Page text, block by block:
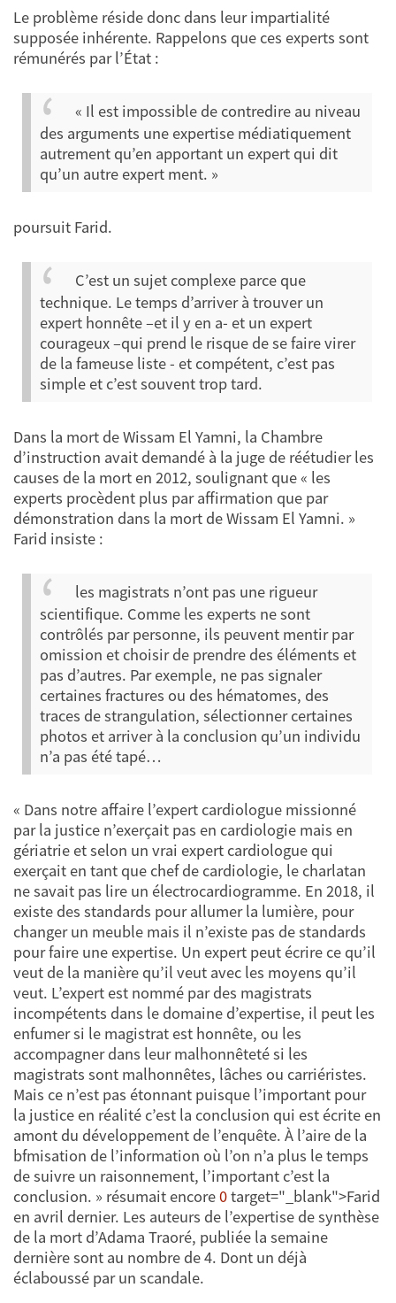
Le problème réside donc dans leur impartialité
supposée inhérente. Rappelons que ces experts sont
rémunérés par l’État :
« Il est impossible de contredire au niveau
des arguments une expertise médiatiquement
autrement qu’en apportant un expert qui dit
qu’un autre expert ment. »
poursuit Farid.
C’est un sujet complexe parce que
technique. Le temps d’arriver à trouver un
expert honnête –et il y en a- et un expert
courageux –qui prend le risque de se faire virer
de la fameuse liste - et compétent, c’est pas
simple et c’est souvent trop tard.
Dans la mort de Wissam El Yamni, la Chambre
d’instruction avait demandé à la juge de réétudier les
causes de la mort en 2012, soulignant que « les
experts procèdent plus par affirmation que par
démonstration dans la mort de Wissam El Yamni. »
Farid insiste :
les magistrats n’ont pas une rigueur
scientifique. Comme les experts ne sont
contrôlés par personne, ils peuvent mentir par
omission et choisir de prendre des éléments et
pas d’autres. Par exemple, ne pas signaler
certaines fractures ou des hématomes, des
traces de strangulation, sélectionner certaines
photos et arriver à la conclusion qu’un individu
n’a pas été tapé…
« Dans notre affaire l’expert cardiologue missionné
par la justice n’exerçait pas en cardiologie mais en
gériatrie et selon un vrai expert cardiologue qui
exerçait en tant que chef de cardiologie, le charlatan
ne savait pas lire un électrocardiogramme. En 2018, il
existe des standards pour allumer la lumière, pour
changer un meuble mais il n’existe pas de standards
pour faire une expertise. Un expert peut écrire ce qu’il
veut de la manière qu’il veut avec les moyens qu’il
veut. L’expert est nommé par des magistrats
incompétents dans le domaine d’expertise, il peut les
enfumer si le magistrat est honnête, ou les
accompagner dans leur malhonnêteté si les
magistrats sont malhonnêtes, lâches ou carriéristes.
Mais ce n’est pas étonnant puisque l’important pour
la justice en réalité c’est la conclusion qui est écrite en
amont du développement de l’enquête. À l’aire de la
bfmisation de l’information où l’on n’a plus le temps
de suivre un raisonnement, l’important c’est la
conclusion. » résumait encore0target="_blank">Farid
en avril dernier. Les auteurs de l’expertise de synthèse
de la mort d’Adama Traoré, publiée la semaine
dernière sont au nombre de 4. Dont un déjà
éclaboussé par un scandale.